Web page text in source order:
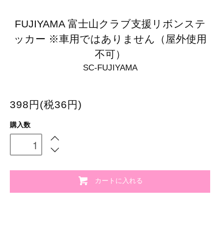
FUJIYAMA 富士山クラブ支援リボンステ
ッカー ※車用ではありません（屋外使用
不可）
SC-FUJIYAMA
398円(税36円)
購入数
カートに入れる